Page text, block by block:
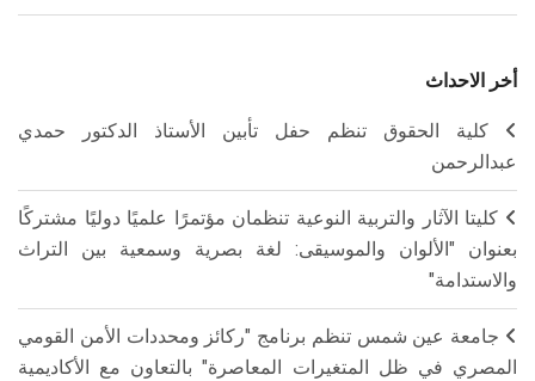
أخر الاحداث
كلية الحقوق تنظم حفل تأبين الأستاذ الدكتور حمدي
عبدالرحمن
كليتا الآثار والتربية النوعية تنظمان مؤتمرًا علميًا دوليًا مشتركًا
بعنوان "الألوان والموسيقى: لغة بصرية وسمعية بين التراث
والاستدامة"
جامعة عين شمس تنظم برنامج "ركائز ومحددات الأمن القومي
المصري في ظل المتغيرات المعاصرة" بالتعاون مع الأكاديمية